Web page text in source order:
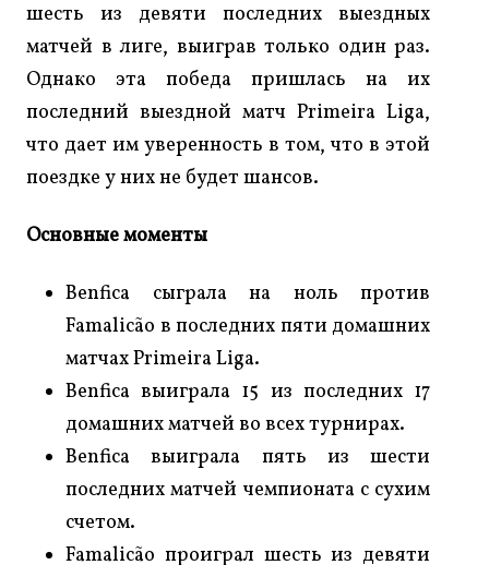
шесть из девяти последних выездных
матчей в лиге, выиграв только один раз.
Однако эта победа пришлась на их
последний выездной матч Primeira Liga,
что дает им уверенность в том, что в этой
поездке у них не будет шансов.
Основные моменты
Benfica сыграла на ноль против
Famalicão в последних пяти домашних
матчах Primeira Liga.
Benfica выиграла 15 из последних 17
домашних матчей во всех турнирах.
Benfica выиграла пять из шести
последних матчей чемпионата с сухим
счетом.
Famalicão проиграл шесть из девяти